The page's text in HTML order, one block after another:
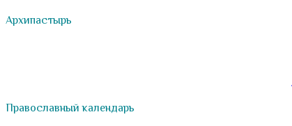
Архипастырь
Православный календарь